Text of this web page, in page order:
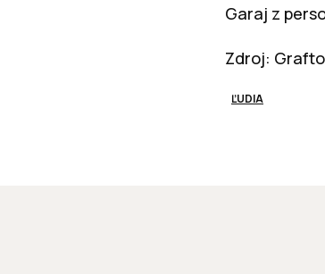
Garaj z
Zdroj:
ĽUDIA